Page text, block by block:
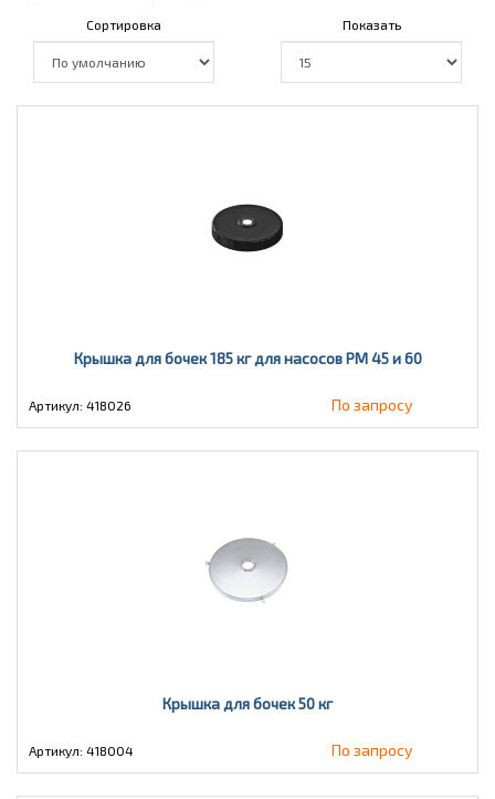
Сортировка Показать
Крышка для бочек 185 кг для насосов PM 45 и 60
Артикул: 418026 По запросу
Крышка для бочек 50 кг
Артикул: 418004 По запросу